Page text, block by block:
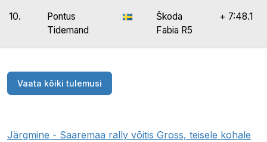
10.
Pontus
Tidemand
Škoda
Fabia R5
+ 7:48.1
Vaata kõiki tulemusi
Järgmine - Saaremaa rally võitis Gross, teisele kohale